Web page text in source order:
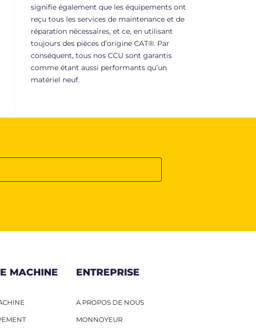
signifie également que les équipements ont
reçu tous les services de maintenance et de
réparation nécessaires, et ce, en utilisant
toujours des pièces d’origine CAT®. Par
conséquent, tous nos CCU sont garantis
comme étant aussi performants qu’un
matériel neuf.
MACHINE ENTREPRISE
A PROPOS DE NOUS
MONNOYEUR